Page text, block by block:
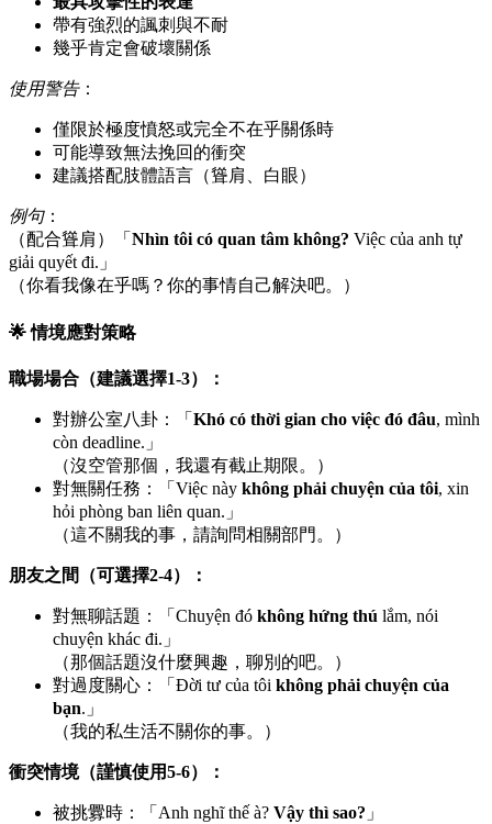
帶有強烈的諷刺與不耐
幾乎肯定會破壞關係
使用警告：
僅限於極度憤怒或完全不在乎關係時
可能導致無法挽回的衝突
建議搭配肢體語言（聳肩、白眼）
例句：
（配合聳肩）「 Nhìn tôi có quan tâm không? Việc của anh tự
giải quyết đi.」
（你看我像在乎嗎？你的事情自己解決吧。）
🌟 情境應對策略
職場場合（建議選擇1-3）：
對辦公室八卦：「 Khó có thời gian cho việc đó đâu, mình
còn deadline.」
（沒空管那個，我還有截止期限。）
對無關任務：「Việc này không phải chuyện của tôi, xin
hỏi phòng ban liên quan.」
（這不關我的事，請詢問相關部門。）
朋友之間（可選擇2-4）：
對無聊話題：「Chuyện đó không hứng thú lắm, nói
chuyện khác đi.」
（那個話題沒什麼興趣，聊別的吧。）
對過度關心：「Đời tư của tôi không phải chuyện của
bạn.」
（我的私生活不關你的事。）
衝突情境（謹慎使用5-6）：
被挑釁時：「Anh nghĩ thế à? Vậy thì sao? 」